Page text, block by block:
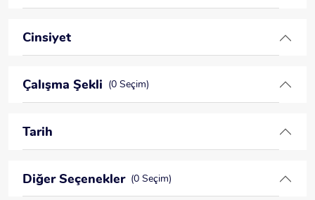
Cinsiyet
Çalışma Şekli (0 Seçim)
Tarih
Diğer Seçenekler (0 Seçim)